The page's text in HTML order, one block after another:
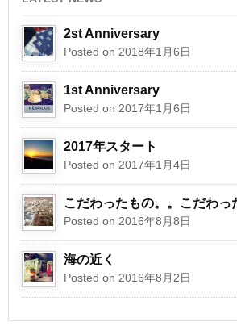
2st Anniversary
Posted on 2018年1月6日
1st Anniversary
Posted on 2017年1月6日
2017年スタート
Posted on 2017年1月4日
こだわったもの。。こだわっ
Posted on 2016年8月8日
海の近く
Posted on 2016年8月2日